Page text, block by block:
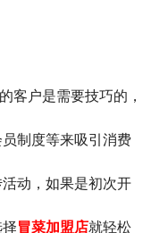
客户是需要技巧的，
制度等来吸引消费
动，如果是初次开
冒菜加盟店就轻松